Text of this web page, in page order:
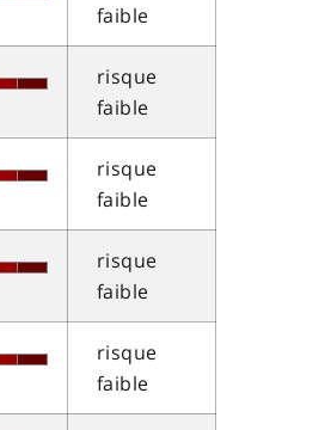
faible
risque
faible
risque
faible
risque
faible
risque
faible